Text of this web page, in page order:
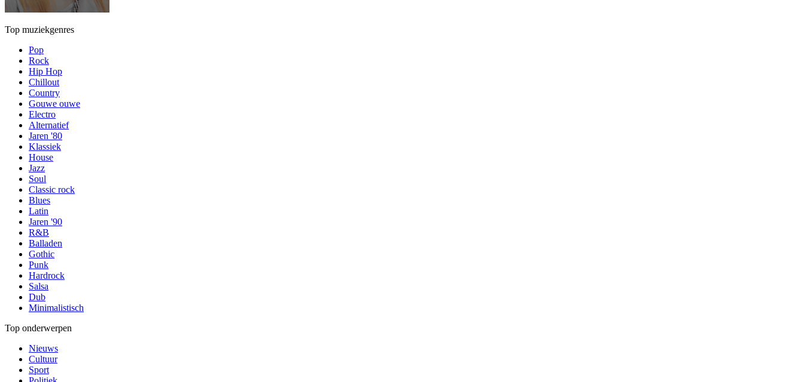
Top muziekgenres
Pop
Rock
Hip Hop
Chillout
Country
Gouwe ouwe
Electro
Alternatief
Jaren '80
Klassiek
House
Jazz
Soul
Classic rock
Blues
Latin
Jaren '90
R&B
Balladen
Gothic
Punk
Hardrock
Salsa
Dub
Minimalistisch
Top onderwerpen
Nieuws
Cultuur
Sport